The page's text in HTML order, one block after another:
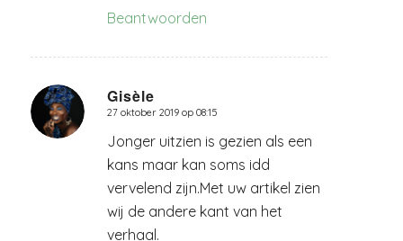
Beantwoorden
Gisèle
zegt:
27 oktober 2019 op 08:15
Jonger uitzien is gezien als een
kans maar kan soms idd
vervelend zijn.Met uw artikel zien
wij de andere kant van het
verhaal.